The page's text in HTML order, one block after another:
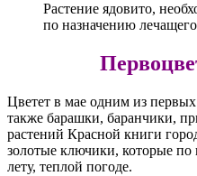
Растение ядовито,
по назначению лечащего
Цветет в мае одним из
также барашки, баранчики,
растений Красной книги
золотые ключики, которые
лету, теплой погоде.